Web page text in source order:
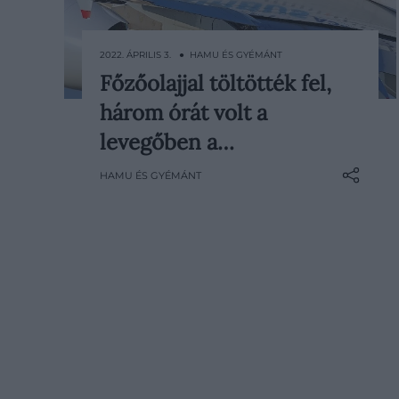
Az Airbus közlése szerint az utasok
hamarosan olyan repülőkkel
repülhetnek, amelyek teljes
egészében használt étolajból
készült megújuló üzemanyaggal
2022. ÁPRILIS 3. ● HAMU ÉS GYÉMÁNT
Főzőolajjal töltötték fel,
három órát volt a
levegőben a…
HAMU ÉS GYÉMÁNT